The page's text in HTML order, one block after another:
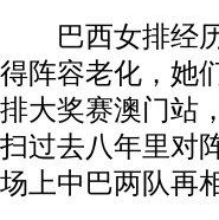
巴西女排经历
得阵容老化，她
排大奖赛澳门站
扫过去八年里对
场上中巴两队再